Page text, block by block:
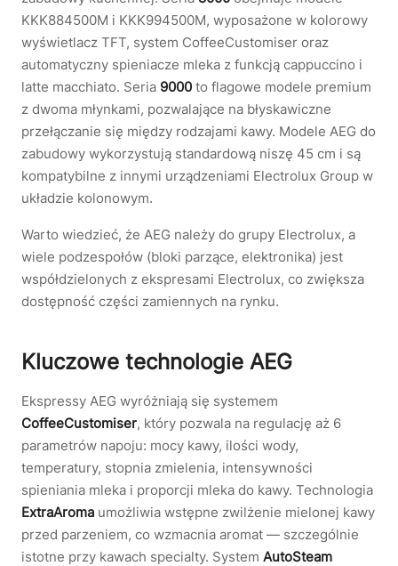
KKK884500M i KKK994500M, wyposażone w kolorowy
wyświetlacz TFT, system CoffeeCustomiser oraz
automatyczny spieniacze mleka z funkcją cappuccino i
latte macchiato. Seria 9000 to flagowe modele premium
z dwoma młynkami, pozwalające na błyskawiczne
przełączanie się między rodzajami kawy. Modele AEG do
zabudowy wykorzystują standardową niszę 45 cm i są
kompatybilne z innymi urządzeniami Electrolux Group w
układzie kolonowym.
Warto wiedzieć, że AEG należy do grupy Electrolux, a
wiele podzespołów (bloki parzące, elektronika) jest
współdzielonych z ekspresami Electrolux, co zwiększa
dostępność części zamiennych na rynku.
Kluczowe technologie AEG
Ekspressy AEG wyróżniają się systemem
CoffeeCustomiser, który pozwala na regulację aż 6
parametrów napoju: mocy kawy, ilości wody,
temperatury, stopnia zmielenia, intensywności
spieniania mleka i proporcji mleka do kawy. Technologia
ExtraAroma umożliwia wstępne zwilżenie mielonej kawy
przed parzeniem, co wzmacnia aromat — szczególnie
istotne przy kawach specialty. System AutoSteam